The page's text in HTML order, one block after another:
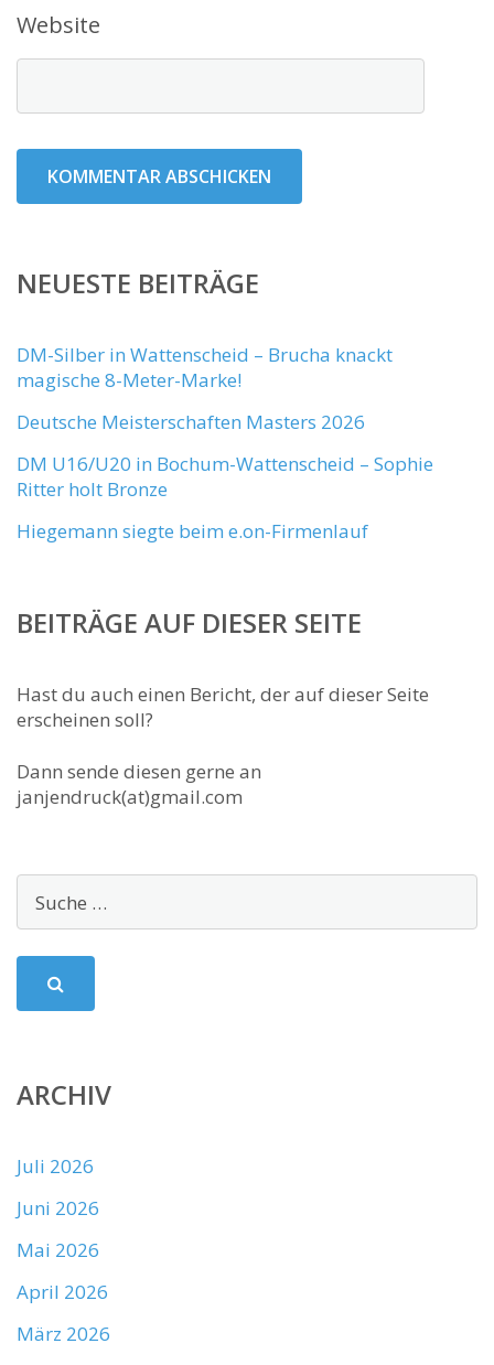
Website
NEUESTE BEITRÄGE
DM-Silber in Wattenscheid – Brucha knackt
magische 8-Meter-Marke!
Deutsche Meisterschaften Masters 2026
DM U16/U20 in Bochum-Wattenscheid – Sophie
Ritter holt Bronze
Hiegemann siegte beim e.on-Firmenlauf
BEITRÄGE AUF DIESER SEITE
Hast du auch einen Bericht, der auf dieser Seite
erscheinen soll?
Dann sende diesen gerne an
janjendruck(at)gmail.com
ARCHIV
Juli 2026
Juni 2026
Mai 2026
April 2026
März 2026